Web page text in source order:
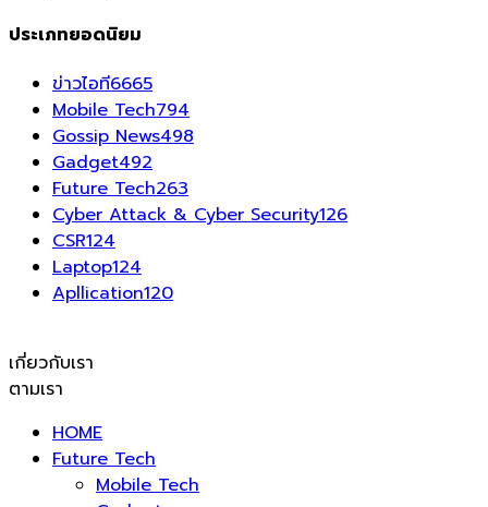
ประเภทยอดนิยม
ข่าวไอที6665
Mobile Tech794
Gossip News498
Gadget492
Future Tech263
Cyber Attack & Cyber Security126
CSR124
Laptop124
Apllication120
เกี่ยวกับเรา
ตามเรา
HOME
Future Tech
Mobile Tech